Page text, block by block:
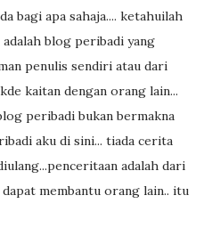
bagi apa sahaja.... ketahuilah
adalah blog peribadi yang
penulis sendiri atau dari
kaitan dengan orang lain...
peribadi bukan bermakna
aku di sini... tiada cerita
adalah dari
membantu orang lain.. itu